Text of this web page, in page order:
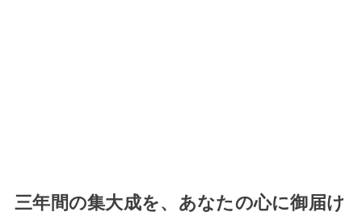
三年間の集大成を、あなたの心に御届け